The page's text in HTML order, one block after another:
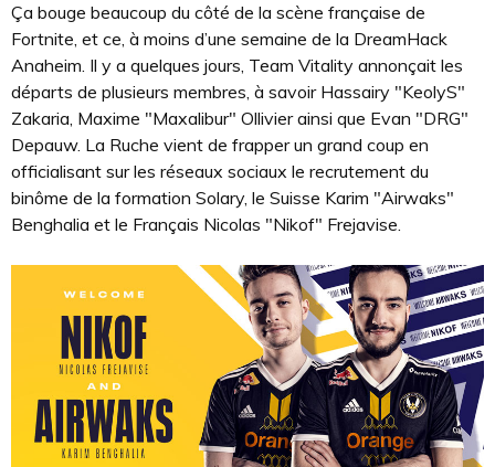
Ça bouge beaucoup du côté de la scène française de
Fortnite, et ce, à moins d’une semaine de la DreamHack
Anaheim. Il y a quelques jours, Team Vitality annonçait les
départs de plusieurs membres, à savoir Hassairy "KeolyS"
Zakaria, Maxime "Maxalibur" Ollivier ainsi que Evan "DRG"
Depauw. La Ruche vient de frapper un grand coup en
officialisant sur les réseaux sociaux le recrutement du
binôme de la formation Solary, le Suisse Karim "Airwaks"
Benghalia et le Français Nicolas "Nikof" Frejavise.